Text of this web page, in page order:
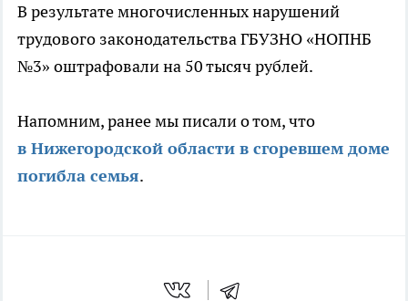
В результате многочисленных нарушений
трудового законодательства ГБУЗНО «НОПНБ
№3» оштрафовали на 50 тысяч рублей.
Напомним, ранее мы писали о том, что
в Нижегородской области в сгоревшем доме
погибла семья.